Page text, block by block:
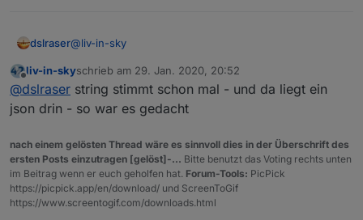
nächsten anstehenden (erstes bild)
nextComingGamesist 0 , werden die letzten 9
abgeschlossenen spiele gezeigt - sonst nix
(zweites bild)
-------------------------------------------------------
es gibt auch eine andere lösung
einbinden der bundesliga-widget.de ):siehe:
https://forum.iobroker.net/post/457248
dslraser@liv-in-sky
das ist der DP für die Tabelle, gibt natürlich noch
mehr, je nach dem was man auswerten möchte.
  "type": "state",
    "name": "table",
    "read": true,
    "write": false,
    "type": "string",
    "role": "value"
Offline
liv-in-skyschrieb am 29. Jan. 2020, 20:52
zuletzt editiert von
@dslraser string stimmt schon mal - und da liegt ein
json drin - so war es gedacht
nach einem gelösten Thread wäre es sinnvoll dies in der Überschrift des
ersten Posts einzutragen [gelöst]-... Bitte benutzt das Voting rechts unten
im Beitrag wenn er euch geholfen hat. Forum-Tools: PicPick
https://picpick.app/en/download/ und ScreenToGif
https://www.screentogif.com/downloads.html